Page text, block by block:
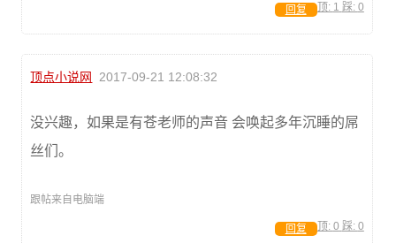
顶: 1 踩: 0
回复
顶点小说网 2017-09-21 12:08:32
没兴趣，如果是有苍老师的声音 会唤起多年沉睡的屌
丝们。
跟帖来自电脑端
顶: 0 踩: 0
回复